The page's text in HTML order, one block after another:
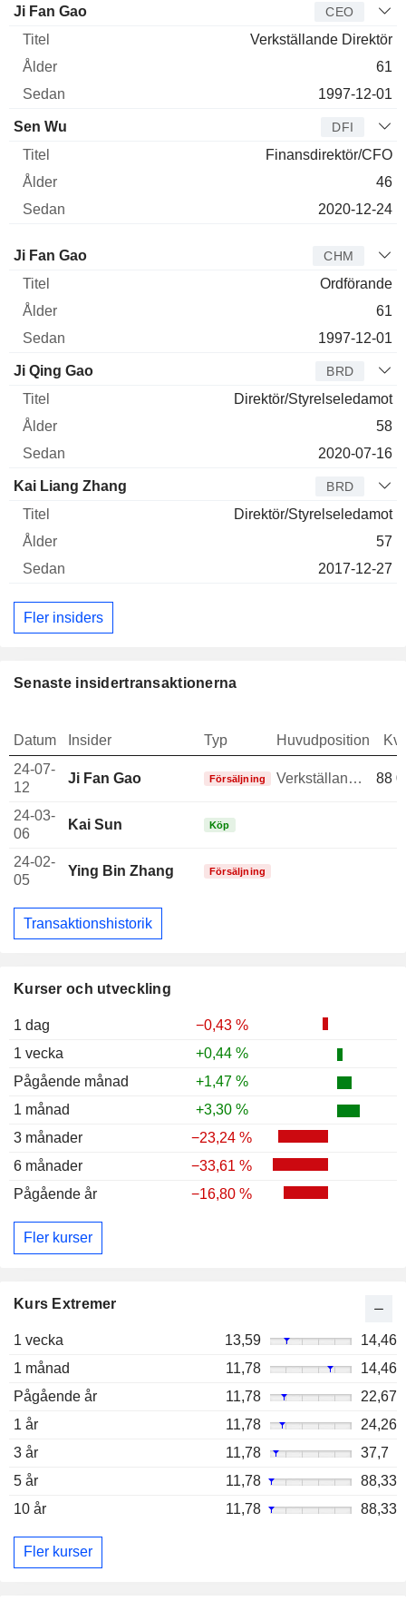
Kurser och utveckling
1 dag
−0,43 %
1 vecka
+0,44 %
Pågående månad
+1,47 %
1 månad
+3,30 %
3 månader
−23,24 %
6 månader
−33,61 %
Pågående år
−16,80 %
Fler kurser
Kurs Extremer
1 vecka 13,59
14,46
1 månad
11,78
14,46
Pågående år
11,78
22,67
1 år
11,78
24,26
3 år
11,78
37,7
5 år
11,78
88,33
10 år
11,78 88,33
Fler kurser
Ji Fan Gao CEO
Verkställande Direktör
61
1997-12-01
Sen Wu DFI
Finansdirektör/CFO
46
2020-12-24
Styrelseledamot
Ji Fan Gao CHM
Ordförande
61
1997-12-01
Ji Qing Gao BRD
Direktör/Styrelseledamot
58
2020-07-16
Kai Liang Zhang BRD
Direktör/Styrelseledamot
57
2017-12-27
Fler insiders
Senaste insidertransaktionerna
Datum Insider Typ Huvudposition
24-07-
12
Ji Fan Gao Försäljning Verkställande direktör 88
24-03-
06
Kai Sun Köp
24-02-
05
Ying Bin Zhang Försäljning
Transaktionshistorik